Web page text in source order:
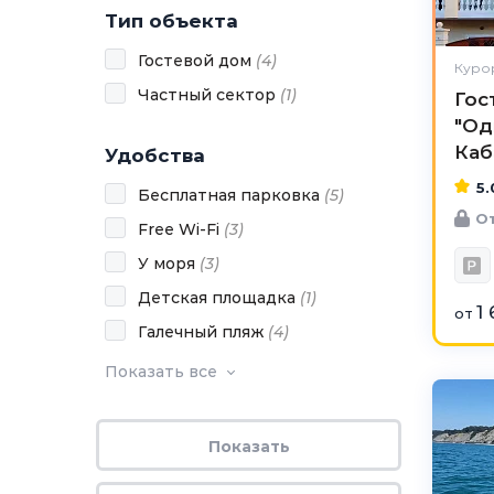
Тип объекта
Гостевой дом (4)
Частный сектор (1)
Удобства
Бесплатная парковка (5)
Free Wi-Fi (3)
У моря (3)
Детская площадка (1)
Галечный пляж (4)
Показать все
от 1